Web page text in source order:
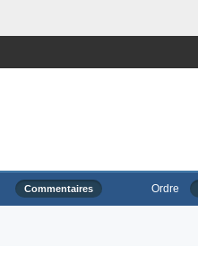
Commentaires Ordre